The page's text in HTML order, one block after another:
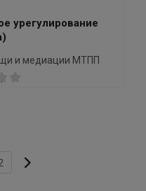
урегулирование
и медиации МТПП